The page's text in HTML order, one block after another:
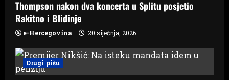
Thompson nakon dva koncerta u Splitu posjetio
Rakitno i Blidinje
e-Hercegovina 20 siječnja, 2026
Drugi pišu